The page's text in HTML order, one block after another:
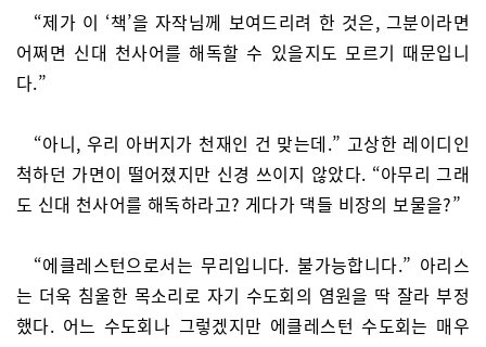
“제가 이 ‘책’을 자작님께 보여드리려 한 것은, 그분이라면
어쩌면 신대 천사어를 해독할 수 있을지도 모르기 때문입니
다.”
“아니, 우리 아버지가 천재인 건 맞는데.” 고상한 레이디인
척하던 가면이 떨어졌지만 신경 쓰이지 않았다. “아무리 그래
도 신대 천사어를 해독하라고? 게다가 댁들 비장의 보물을?”
“에클레스턴으로서는 무리입니다. 불가능합니다.” 아리스
는 더욱 침울한 목소리로 자기 수도회의 염원을 딱 잘라 부정
했다. 어느 수도회나 그렇겠지만 에클레스턴 수도회는 매우